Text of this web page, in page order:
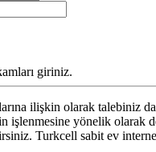
giriniz.
ilişkin olarak talebiniz
yönelik olarak
Turkcell sabit ev